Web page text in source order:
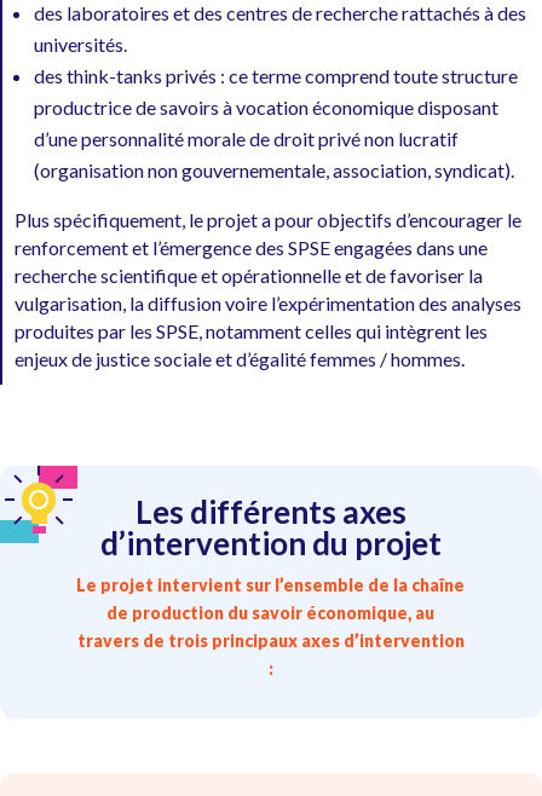
des laboratoires et des centres de recherche rattachés à des
universités.
des think-tanks privés : ce terme comprend toute structure
productrice de savoirs à vocation économique disposant
d’une personnalité morale de droit privé non lucratif
(organisation non gouvernementale, association, syndicat).
Plus spécifiquement, le projet a pour objectifs d’encourager le
renforcement et l’émergence des SPSE engagées dans une
recherche scientifique et opérationnelle et de favoriser la
vulgarisation, la diffusion voire l’expérimentation des analyses
produites par les SPSE, notamment celles qui intègrent les
enjeux de justice sociale et d’égalité femmes / hommes.
Les différents axes
d’intervention du projet
Le projet intervient sur l’ensemble de la chaîne
de production du savoir économique, au
travers de trois principaux axes d’intervention
: